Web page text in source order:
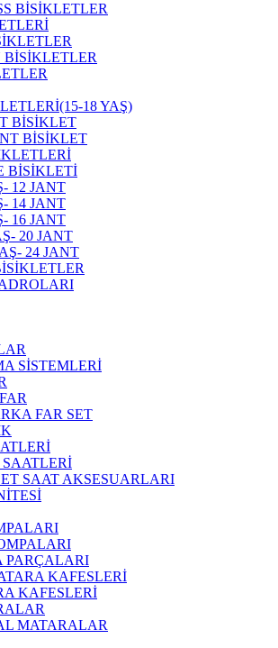
BİSİKLETLER
18 YAŞ)
BİSİKLET
BİSİKLET
BİSİKLETİ
12 JANT
14 JANT
16 JANT
20 JANT
24 JANT
SİSTEMLERİ
FAR SET
SAAT AKSESUARLARI
PARÇALARI
KAFESLERİ
KAFESLERİ
MATARALAR